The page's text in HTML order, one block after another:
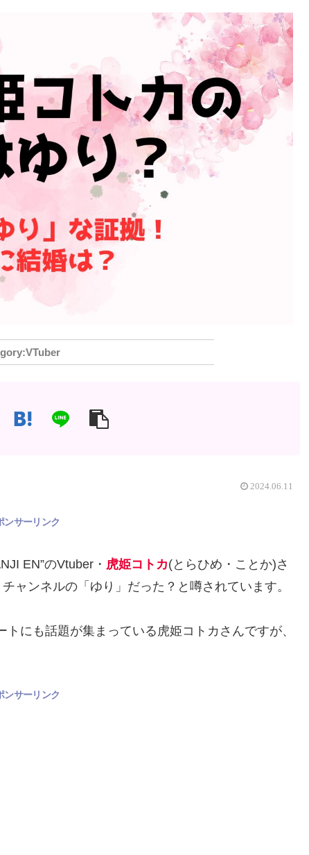
VTuber
2024.06.11
ンサーリンク
EN”のVtuber・ 虎姫コトカ(とらひめ・ことか)さ
ャンネルの「ゆり」だった？と噂されています。
にも話題が集まっている虎姫コトカさんですが、
ンサーリンク